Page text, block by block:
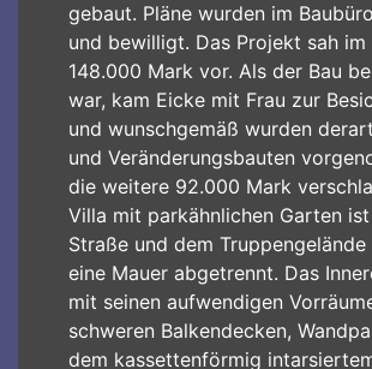
gebaut. Pläne wurden im
und bewilligt. Das Projekt sah im
148.000 Mark vor. Als der Bau
war, kam Eicke mit Frau zur
und wunschgemäß wurden
und Veränderungsbauten
die weitere 92.000 Mark
Villa mit parkähnlichen Garten
Straße und dem
eine Mauer abgetrennt. Das
mit seinen aufwendigen
schweren Balkendecken,
dem kassettenförmig